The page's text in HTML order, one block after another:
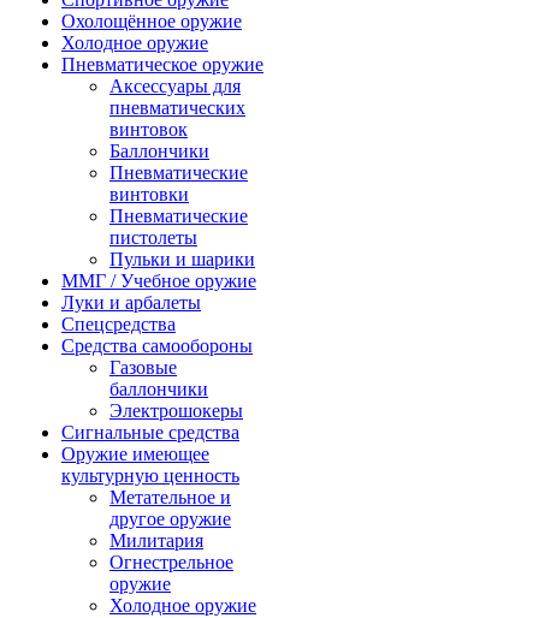
Охолощённое оружие
Холодное оружие
Пневматическое оружие
Аксессуары для
пневматических
винтовок
Баллончики
Пневматические
винтовки
Пневматические
пистолеты
Пульки и шарики
ММГ / Учебное оружие
Луки и арбалеты
Спецсредства
Средства самообороны
Газовые
баллончики
Электрошокеры
Сигнальные средства
Оружие имеющее
культурную ценность
Метательное и
другое оружие
Милитария
Огнестрельное
оружие
Холодное оружие